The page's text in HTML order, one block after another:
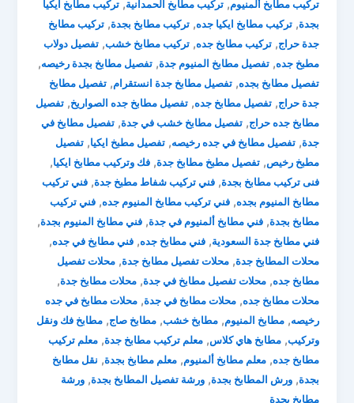
تركيب مطابخ ألمنيوم,تركيب مطابخ الحمدانية,تركيب مطابخ ايكيا
بجدة,تركيب مطابخ ايكيا جده,تركيب مطابخ بجدة,تركيب مطابخ
جدة حراج,تركيب مطابخ جده,تركيب مطابخ خشب,تفصيل دولاب
مطبخ جده,تفصيل مطابخ المنيوم جدة,تفصيل مطابخ بجدة رخيصه,
تفصيل مطابخ بجده,تفصيل مطابخ جدة انستقرام,تفصيل مطابخ
جدة حراج,تفصيل مطابخ جده,تفصيل مطابخ جده الصواريخ,تفصيل
مطابخ جده حراج,تفصيل مطابخ خشب في جدة,تفصيل مطابخ في
جدة,تفصيل مطابخ في جده رخيصه,تفصيل مطبخ ايكيا,تفصيل
مطبخ رخيص,تفصيل مطبخ مطابخ جدة,فك وتركيب مطابخ ايكيا,
فنى تركيب مطابخ بجدة,فني تركيب شفاط مطبخ جدة,فني تركيب
مطابخ المنيوم بجده,فني تركيب مطابخ المنيوم جده,فني تركيب
مطابخ بجدة,فني مطابخ ألمنيوم في جدة,فني مطابخ المنيوم بجدة,
فني مطابخ جدة السعودية,فني مطابخ جده,فني مطابخ في جده,
محلات المطابخ جدة,محلات تفصيل مطابخ جدة,محلات تفصيل
مطابخ جده,محلات تفصيل مطابخ في جدة,محلات مطابخ جدة,
محلات مطابخ جده,محلات مطابخ في جدة,محلات مطابخ في جده
رخيصه,مطابخ المنيوم,مطابخ خشب,مطابخ صاج,مطابخ فك ونقل
وتركيب,مطابخ هاي كلاس,معلم تركيب مطابخ جدة,معلم تركيب
مطابخ جده,معلم مطابخ ألمنيوم,معلم مطابخ بجدة, نقل مطابخ
بجدة,ورش المطابخ بجدة,ورشة تفصيل المطابخ بجدة,ورشة
مطابخ بجدة